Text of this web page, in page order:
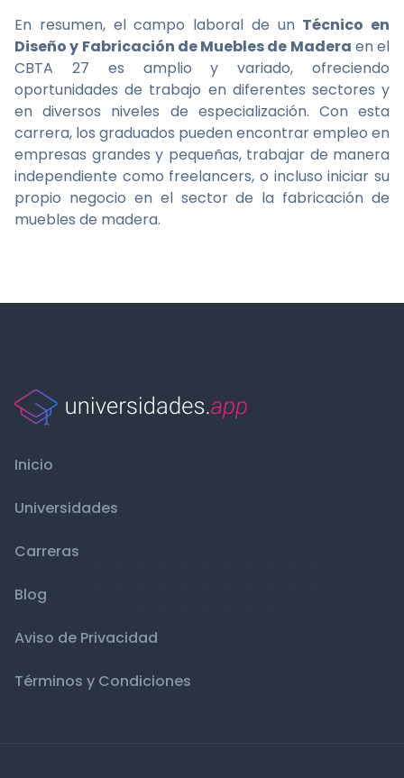
En resumen, el campo laboral de un Técnico en
Diseño y Fabricación de Muebles de Madera en el
CBTA 27 es amplio y variado, ofreciendo
oportunidades de trabajo en diferentes sectores y
en diversos niveles de especialización. Con esta
carrera, los graduados pueden encontrar empleo en
empresas grandes y pequeñas, trabajar de manera
independiente como freelancers, o incluso iniciar su
propio negocio en el sector de la fabricación de
muebles de madera.
Inicio
Universidades
Carreras
Blog
Aviso de Privacidad
Términos y Condiciones